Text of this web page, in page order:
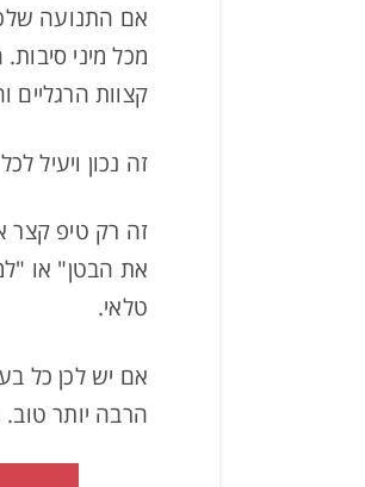
אם התנועה
מכל מיני
קצוות הרגליים
זה נכון ויעיל
זה רק טיפ קצר
את הבטן" או
טלאי.
אם יש לכן כל
הרבה יותר